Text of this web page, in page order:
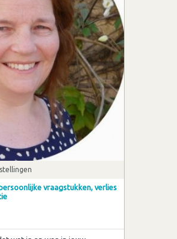
vraagstukken, verlies